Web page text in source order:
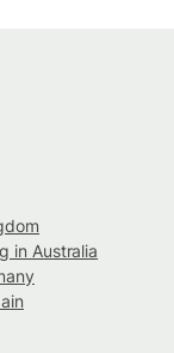
in Australia